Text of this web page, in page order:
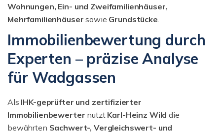
Wohnungen, Ein- und Zweifamilienhäuser,
Mehrfamilienhäuser sowie Grundstücke.
Immobilienbewertung durch
Experten – präzise Analyse
für Wadgassen
Als IHK-geprüfter und zertifizierter
Immobilienbewerter nutzt Karl-Heinz Wild die
bewährten Sachwert-, Vergleichswert- und